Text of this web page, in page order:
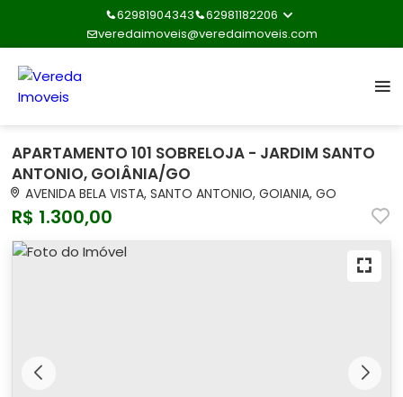
62981904343
62981182206
veredaimoveis@veredaimoveis.com
APARTAMENTO 101 SOBRELOJA - JARDIM SANTO
ANTONIO, GOIÂNIA/GO
AVENIDA BELA VISTA, SANTO ANTONIO, GOIANIA, GO
R$ 1.300,00